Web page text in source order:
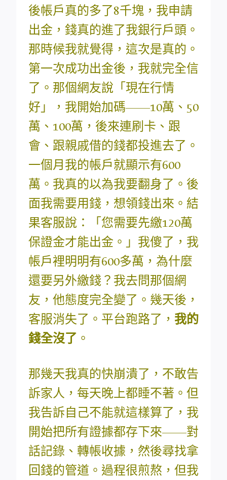
後帳戶真的多了8千塊，我申請
出金，錢真的進了我銀行戶頭。
那時候我就覺得，這次是真的。
第一次成功出金後，我就完全信
了。那個網友說「現在行情
好」，我開始加碼——10萬、50
萬、100萬，後來連刷卡、跟
會、跟親戚借的錢都投進去了。
一個月我的帳戶就顯示有600
萬。我真的以為我要翻身了。後
面我需要用錢，想領錢出來。結
果客服說：「您需要先繳120萬
保證金才能出金。」我傻了，我
帳戶裡明明有600多萬，為什麼
還要另外繳錢？我去問那個網
友，他態度完全變了。幾天後，
客服消失了。平台跑路了， 我的
錢全沒了 。
那幾天我真的快崩潰了，不敢告
訴家人，每天晚上都睡不著。但
我告訴自己不能就這樣算了，我
開始把所有證據都存下來——對
話記錄、轉帳收據，然後尋找拿
回錢的管道。過程很煎熬，但我